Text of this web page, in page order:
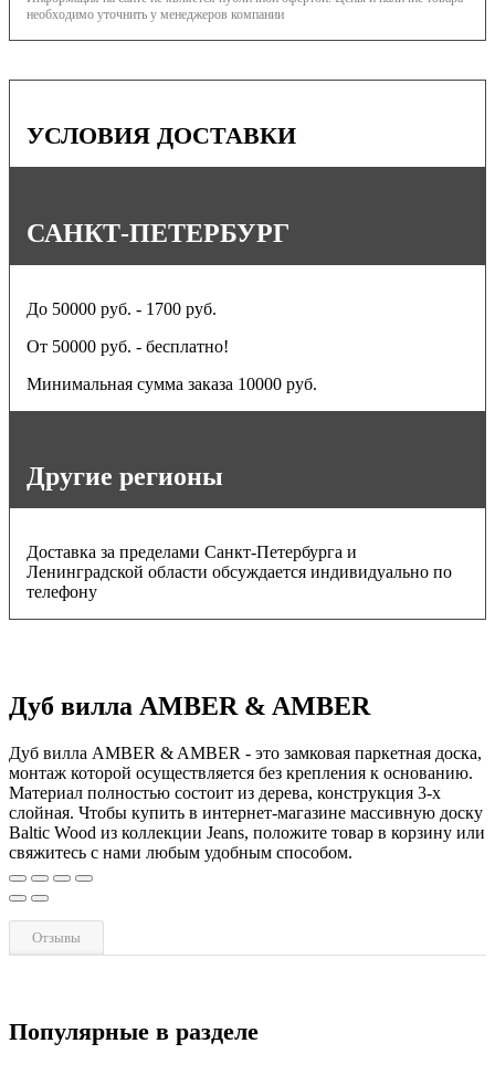
необходимо уточнить у менеджеров компании
УСЛОВИЯ ДОСТАВКИ
САНКТ-ПЕТЕРБУРГ
До 50000 руб. - 1700 руб.
От 50000 руб. - бесплатно!
Минимальная сумма заказа 10000 руб.
Другие регионы
Доставка за пределами Санкт-Петербурга и
Ленинградской области обсуждается индивидуально по
телефону
Дуб вилла AMBER & AMBER
Дуб вилла AMBER & AMBER - это замковая паркетная доска,
монтаж которой осуществляется без крепления к основанию.
Материал полностью состоит из дерева, конструкция 3-х
слойная. Чтобы купить в интернет-магазине массивную доску
Baltic Wood из коллекции Jeans, положите товар в корзину или
свяжитесь с нами любым удобным способом.
Отзывы
Популярные в разделе